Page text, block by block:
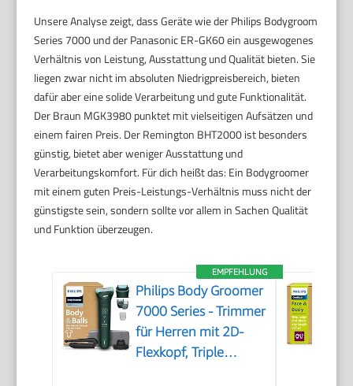
Unsere Analyse zeigt, dass Geräte wie der Philips Bodygroom
Series 7000 und der Panasonic ER-GK60 ein ausgewogenes
Verhältnis von Leistung, Ausstattung und Qualität bieten. Sie
liegen zwar nicht im absoluten Niedrigpreisbereich, bieten
dafür aber eine solide Verarbeitung und gute Funktionalität.
Der Braun MGK3980 punktet mit vielseitigen Aufsätzen und
einem fairen Preis. Der Remington BHT2000 ist besonders
günstig, bietet aber weniger Ausstattung und
Verarbeitungskomfort. Für dich heißt das: Ein Bodygroomer
mit einem guten Preis-Leistungs-Verhältnis muss nicht der
günstigste sein, sondern sollte vor allem in Sachen Qualität
und Funktion überzeugen.
EMPFEHLUNG
Philips Body Groomer
7000 Series - Trimmer
für Herren mit 2D-
Flexkopf, Triple